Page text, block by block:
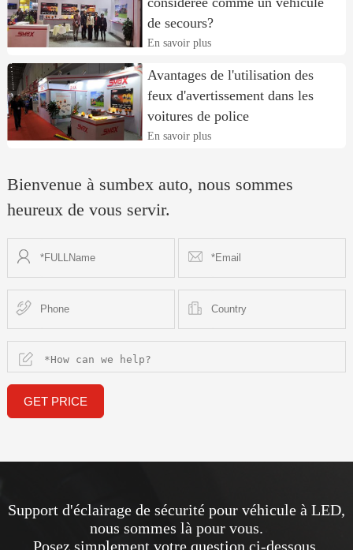
de secours?
En savoir plus
Avantages de l'utilisation des
feux d'avertissement dans les
voitures de police
En savoir plus
Bienvenue à sumbex auto, nous sommes
heureux de vous servir.
GET PRICE
Support d'éclairage de sécurité pour véhicule à LED,
nous sommes là pour vous.
Posez simplement votre question ci-dessous.